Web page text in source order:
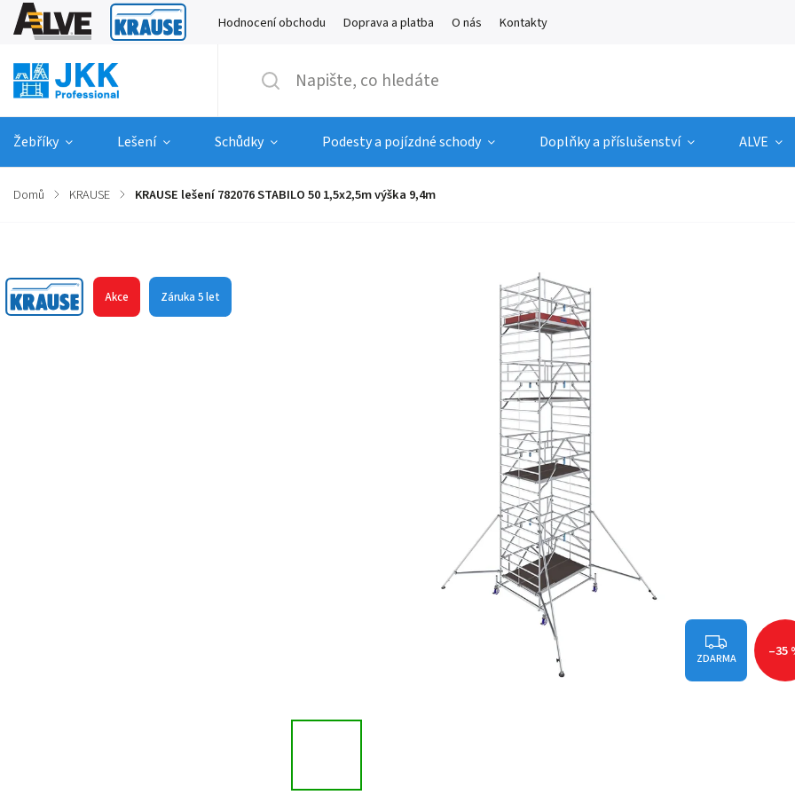
Hodnocení obchodu Doprava a platba O nás Kontakty
Žebříky Lešení Schůdky Podesty a pojízdné schody Doplňky a příslušenství ALVE
Domů / KRAUSE / KRAUSE lešení 782076 STABILO 50 1,5x2,5m výška 9,4m
Akce Záruka 5 let
ZDARMA –35